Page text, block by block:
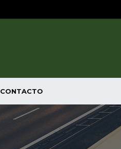
CONTACTO